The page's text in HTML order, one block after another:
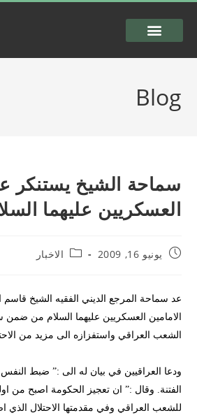
Blog
سماحة الشيخ يستنكر
العسكريين عليهما
يونيو 16, 2009 الاخبار
عد سماحة المرجع الديني الفقيه الشيخ قاسم
الامامين العسكريين عليهما السلام من
الشعب العراقي واستفزازه الى مزيد من
ودعا العراقيين في بيان له الى :” ضبط النفس
الفتنة. وقال :” ان تعجيز الحكومة اصبح من
للشعب العراقي وفي مقدمتها الاحتلال